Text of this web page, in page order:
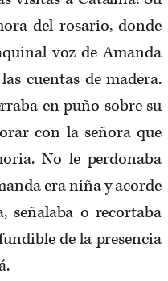
del rosario, donde
voz de Amanda
cuentas de madera.
en puño sobre su
con la señora que
No le perdonaba
era niña y acorde
señalaba o recortaba
de la presencia